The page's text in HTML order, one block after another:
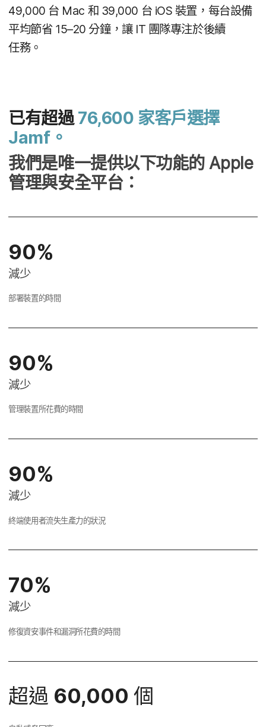
49,000 台 Mac 和 39,000 台 iOS 裝置，​每​台​設備​
平均​節​省15–20 分鐘，​讓IT 團隊​專注於​後續​
任務。
已​有​超過 76,600 家​客戶​選擇
Jamf。
我們​是​唯一​提供​以下​功能​的Apple
管理​與​安全​平台：
90%
減少
部署​裝置​的​時間
90%
減少
管理​裝置​所​花費​的​時間
90%
減少
終端​使用​者​流失​生​產力​的​狀況
70%
減少
修復​資安​事件​和​漏洞​所​花費​的​時間
超過 60,000個